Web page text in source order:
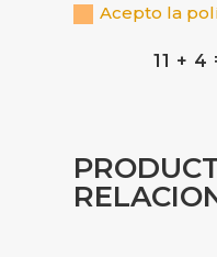
Acepto la
11 + 4